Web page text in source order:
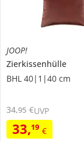
JOOP!
Zierkissenhülle
BHL 40|1|40 cm
33,19 €
34,95 €UVP